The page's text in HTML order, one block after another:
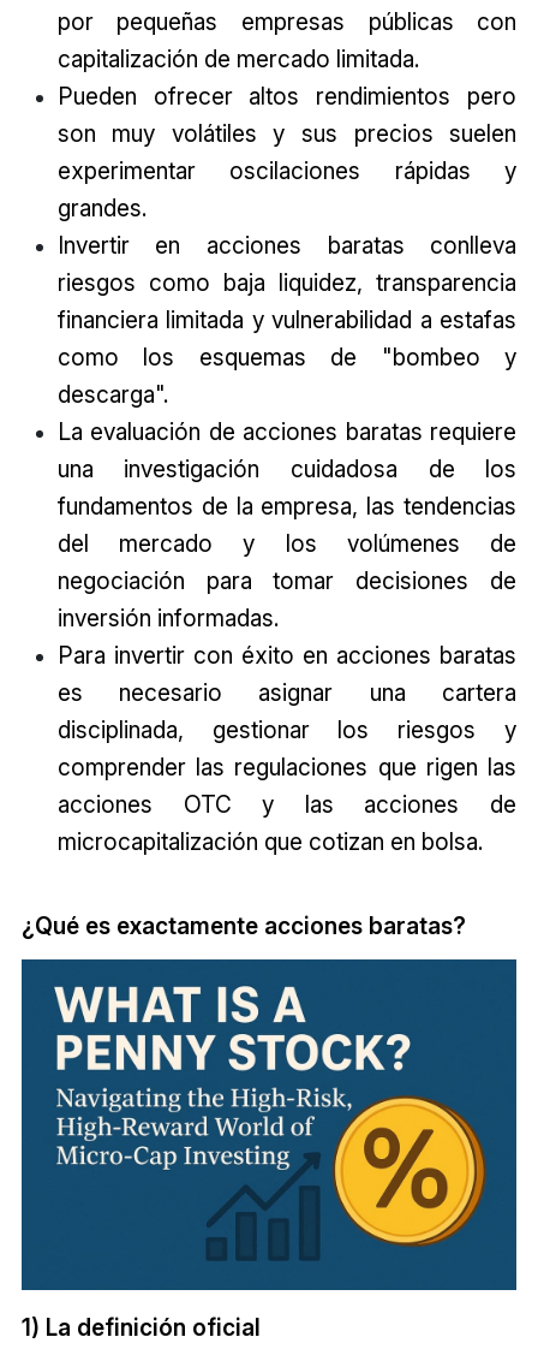
por pequeñas empresas públicas con
capitalización de mercado limitada.
Pueden ofrecer altos rendimientos pero
son muy volátiles y sus precios suelen
experimentar oscilaciones rápidas y
grandes.
Invertir en acciones baratas conlleva
riesgos como baja liquidez, transparencia
financiera limitada y vulnerabilidad a estafas
como los esquemas de "bombeo y
descarga".
La evaluación de acciones baratas requiere
una investigación cuidadosa de los
fundamentos de la empresa, las tendencias
del mercado y los volúmenes de
negociación para tomar decisiones de
inversión informadas.
Para invertir con éxito en acciones baratas
es necesario asignar una cartera
disciplinada, gestionar los riesgos y
comprender las regulaciones que rigen las
acciones OTC y las acciones de
microcapitalización que cotizan en bolsa.
¿Qué es exactamente acciones baratas?
1) La definición oficial